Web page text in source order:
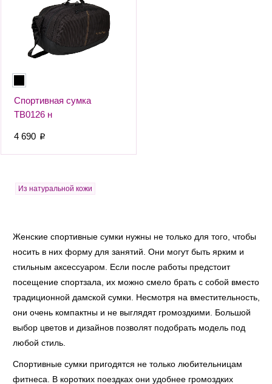
Спортивная сумка
ТВ0126 н
4 690 p
Из натуральной кожи
Женские спортивные сумки нужны не только для того, чтобы
носить в них форму для занятий. Они могут быть ярким и
стильным аксессуаром. Если после работы предстоит
посещение спортзала, их можно смело брать с собой вместо
традиционной дамской сумки. Несмотря на вместительность,
они очень компактны и не выглядят громоздкими. Большой
выбор цветов и дизайнов позволят подобрать модель под
любой стиль.
Спортивные сумки пригодятся не только любительницам
фитнеса. В коротких поездках они удобнее громоздких